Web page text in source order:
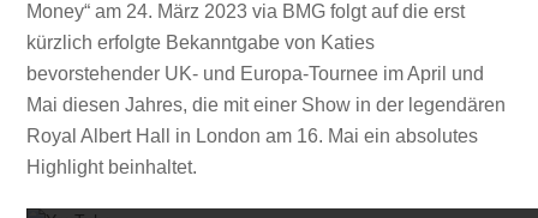
Money“ am 24. März 2023 via BMG folgt auf die erst
kürzlich erfolgte Bekanntgabe von Katies
bevorstehender UK- und Europa-Tournee im April und
Mai diesen Jahres, die mit einer Show in der legendären
Royal Albert Hall in London am 16. Mai ein absolutes
Highlight beinhaltet.